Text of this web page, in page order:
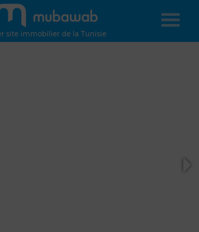
site immobilier de la Tunisie